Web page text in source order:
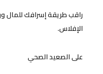
راقب طريقة إسرافك للمال
الإفلاس.
على الصعيد الصحي